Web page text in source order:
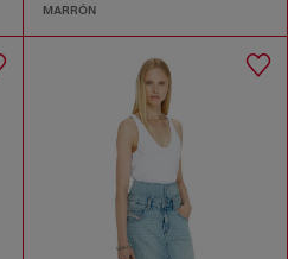
MARRÓN